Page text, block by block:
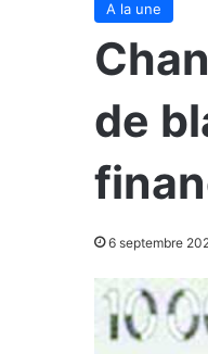
A la une
de
6 septembre